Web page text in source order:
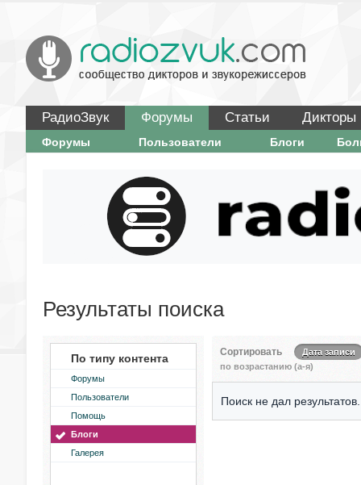
РадиоЗвук Форумы Статьи Дикторы
Форумы Пользователи Блоги
Результаты поиска
По типу контента
Форумы
Пользователи
Помощь
Блоги
Галерея
Сортировать
Дата записи
по возрастанию (а-я)
Поиск не дал результатов.